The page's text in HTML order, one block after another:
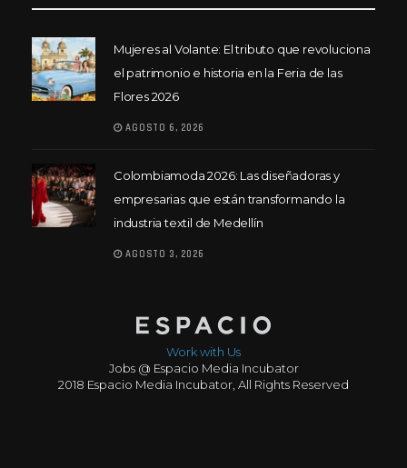
Mujeres al Volante: El tributo que revoluciona
el patrimonio e historia en la Feria de las
Flores 2026
AGOSTO 6, 2026
Colombiamoda 2026: Las diseñadoras y
empresarias que están transformando la
industria textil de Medellín
AGOSTO 3, 2026
Work with Us
Jobs @ Espacio Media Incubator
2018 Espacio Media Incubator, All Rights Reserved